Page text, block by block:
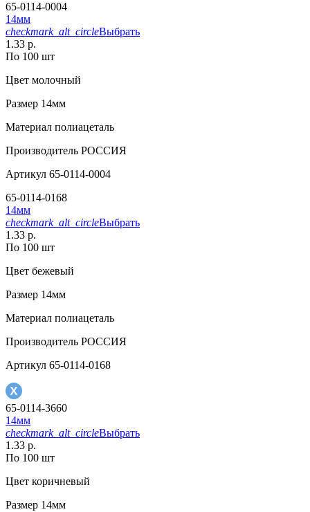
65-0114-0004
14мм
checkmark_alt_circleВыбрать
1.33 р.
По 100 шт
Цвет молочный
Размер 14мм
Материал полиацеталь
Производитель РОССИЯ
Артикул 65-0114-0004
65-0114-0168
14мм
checkmark_alt_circleВыбрать
1.33 р.
По 100 шт
Цвет бежевый
Размер 14мм
Материал полиацеталь
Производитель РОССИЯ
Артикул 65-0114-0168
65-0114-3660
14мм
checkmark_alt_circleВыбрать
1.33 р.
По 100 шт
Цвет коричневый
Размер 14мм